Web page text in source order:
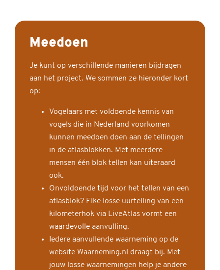
Meedoen
Je kunt op verschillende manieren bijdragen
aan het project. We sommen ze hieronder kort
op:
Vogelaars met voldoende kennis van
vogels die in Nederland voorkomen
kunnen meedoen doen aan de tellingen
in de atlasblokken. Met meerdere
mensen één blok tellen kan uiteraard
ook.
Onvoldoende tijd voor het tellen van een
atlasblok? Elke losse uurtelling van een
kilometerhok via LiveAtlas vormt een
waardevolle aanvulling.
Iedere aanvullende waarneming op de
website Waarneming.nl draagt bij. Met
jouw losse waarnemingen help je andere